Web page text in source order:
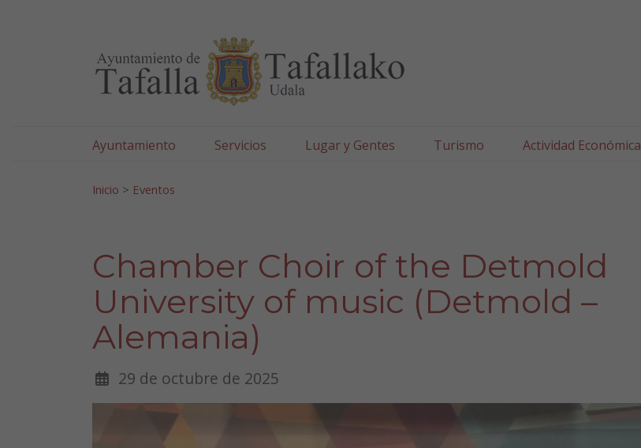
Ayuntamiento Servicios Lugar y Gentes Turismo Actividad Económica
Inicio > Eventos
Chamber Choir of the Detmold
University of music (Detmold –
Alemania)
29 de octubre de 2025